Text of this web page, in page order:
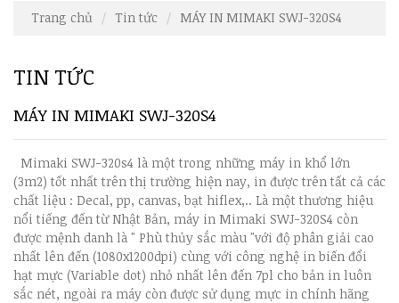
Trang chủ Tin tức MÁY IN MIMAKI SWJ-320S4
TIN TỨC
MÁY IN MIMAKI SWJ-320S4
Mimaki SWJ-320s4 là một trong những máy in khổ lớn
(3m2) tốt nhất trên thị trường hiện nay, in được trên tất cả các
chất liệu : Decal, pp, canvas, bạt hiflex,.. Là một thương hiệu
nổi tiếng đến từ Nhật Bản, máy in Mimaki SWJ-320S4 còn
được mệnh danh là " Phù thủy sắc màu "với độ phân giải cao
nhất lên đến (1080x1200dpi) cùng với công nghệ in biến đổi
hạt mực (Variable dot) nhỏ nhất lên đến 7pl cho bản in luôn
sắc nét, ngoài ra máy còn được sử dụng mực in chính hãng